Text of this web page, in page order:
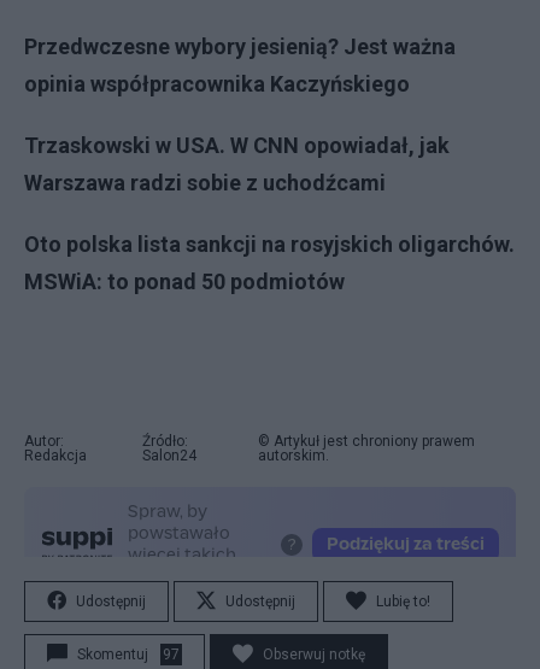
Przedwczesne wybory jesienią? Jest ważna
opinia współpracownika Kaczyńskiego
Trzaskowski w USA. W CNN opowiadał, jak
Warszawa radzi sobie z uchodźcami
Oto polska lista sankcji na rosyjskich oligarchów.
MSWiA: to ponad 50 podmiotów
Autor:
Redakcja
Źródło:
Salon24
© Artykuł jest chroniony prawem
autorskim.
Udostępnij Udostępnij Lubię to!
Skomentuj 97 Obserwuj notkę